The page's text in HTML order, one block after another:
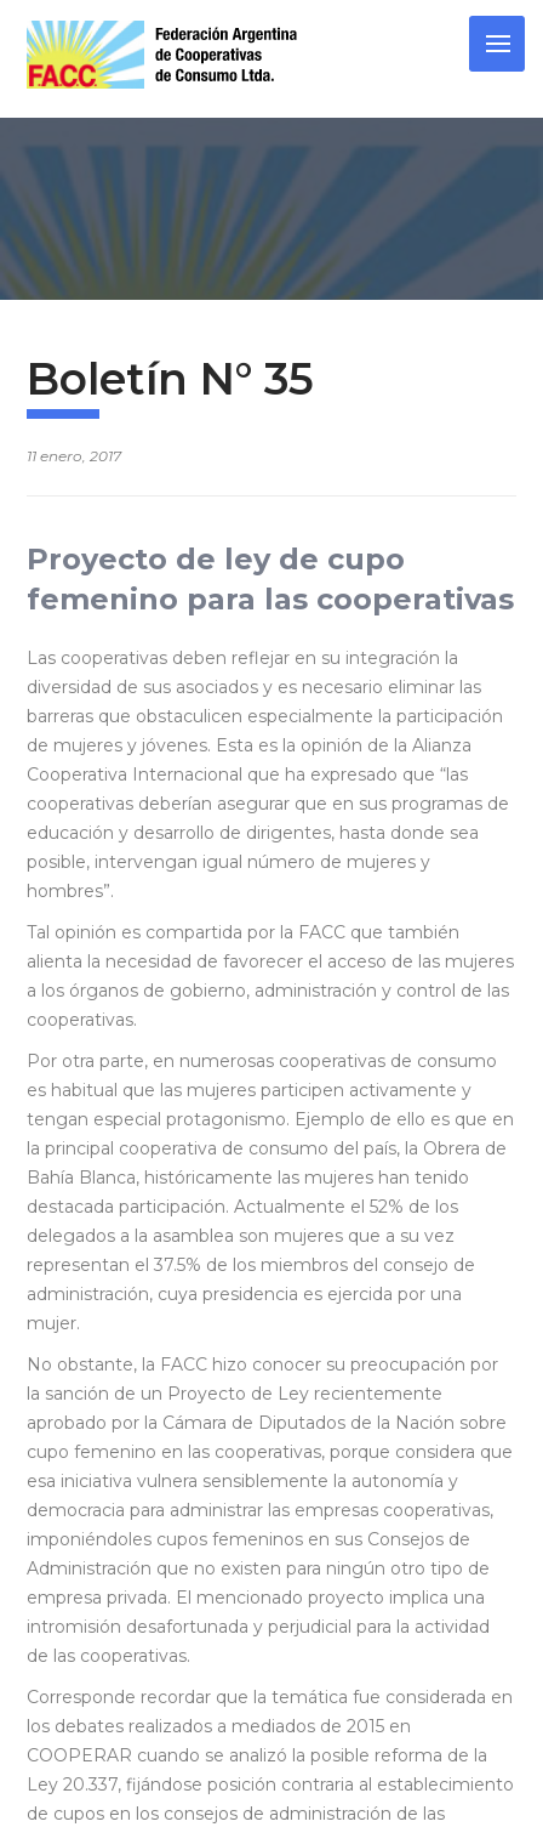
content
Boletín N° 35
11 enero, 2017
Proyecto de ley de cupo
femenino para las cooperativas
Las cooperativas deben reflejar en su integración la
diversidad de sus asociados y es necesario eliminar las
barreras que obstaculicen especialmente la participación
de mujeres y jóvenes. Esta es la opinión de la Alianza
Cooperativa Internacional que ha expresado que “las
cooperativas deberían asegurar que en sus programas de
educación y desarrollo de dirigentes, hasta donde sea
posible, intervengan igual número de mujeres y
hombres”.
Tal opinión es compartida por la FACC que también
alienta la necesidad de favorecer el acceso de las mujeres
a los órganos de gobierno, administración y control de las
cooperativas.
Por otra parte, en numerosas cooperativas de consumo
es habitual que las mujeres participen activamente y
tengan especial protagonismo. Ejemplo de ello es que en
la principal cooperativa de consumo del país, la Obrera de
Bahía Blanca, históricamente las mujeres han tenido
destacada participación. Actualmente el 52% de los
delegados a la asamblea son mujeres que a su vez
representan el 37.5% de los miembros del consejo de
administración, cuya presidencia es ejercida por una
mujer.
No obstante, la FACC hizo conocer su preocupación por
la sanción de un Proyecto de Ley recientemente
aprobado por la Cámara de Diputados de la Nación sobre
cupo femenino en las cooperativas, porque considera que
esa iniciativa vulnera sensiblemente la autonomía y
democracia para administrar las empresas cooperativas,
imponiéndoles cupos femeninos en sus Consejos de
Administración que no existen para ningún otro tipo de
empresa privada. El mencionado proyecto implica una
intromisión desafortunada y perjudicial para la actividad
de las cooperativas.
Corresponde recordar que la temática fue considerada en
los debates realizados a mediados de 2015 en
COOPERAR cuando se analizó la posible reforma de la
Ley 20.337, fijándose posición contraria al establecimiento
de cupos en los consejos de administración de las